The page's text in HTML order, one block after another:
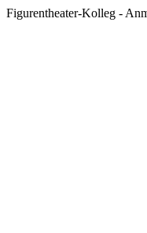
Figurentheater-Kolleg -